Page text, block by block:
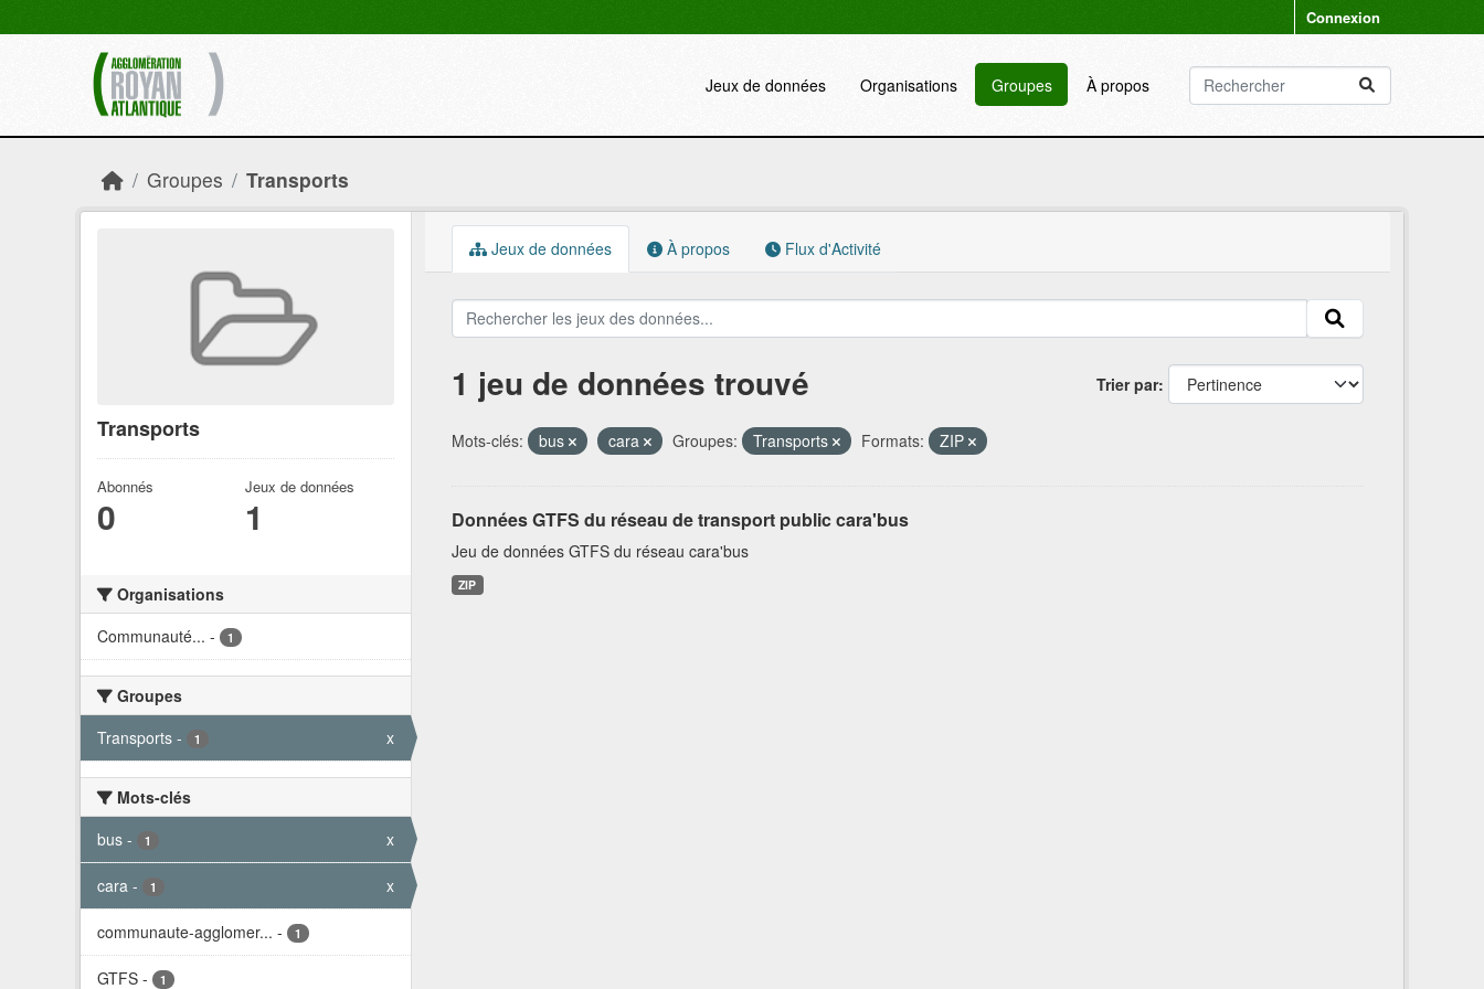
Connexion
Jeux de données Organisations Groupes À propos
Groupes Transports
Transports
Abonnés
0
Jeux de données
1
Organisations
Communauté... - 1
Groupes
Transports - 1 x
Mots-clés
bus - 1 x
cara - 1 x
communaute-agglomer... - 1
GTFS - 1
Jeux de données À propos Flux d'Activité
Trier par
1 jeu de données trouvé
Mots-clés: bus cara Groupes: Transports Formats: ZIP
Données GTFS du réseau de transport public cara'bus
Jeu de données GTFS du réseau cara'bus
ZIP